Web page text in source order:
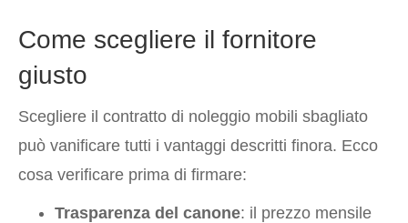
Come scegliere il fornitore
giusto
Scegliere il contratto di noleggio mobili sbagliato
può vanificare tutti i vantaggi descritti finora. Ecco
cosa verificare prima di firmare:
Trasparenza del canone: il prezzo mensile